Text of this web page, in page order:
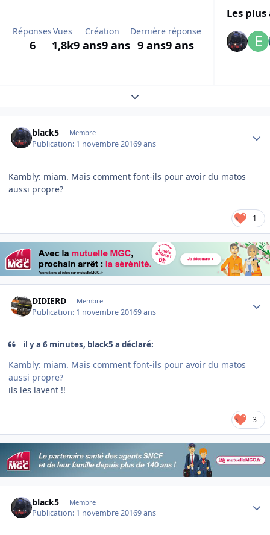
Réponses
6
Vues
1,8k
Création
9 ans9 ans
Dernière réponse
9 ans9 ans
Les
Expand topic overview
black5 Membre
Publication: 1 novembre 20169 ans
Kambly: miam. Mais comment font-ils pour avoir du matos
aussi propre?
1
DIDIERD Membre
Publication: 1 novembre 20169 ans
il y a 6 minutes, black5 a déclaré:
Kambly: miam. Mais comment font-ils pour avoir du matos
aussi propre?
ils les lavent !!
3
black5 Membre
Publication: 1 novembre 20169 ans